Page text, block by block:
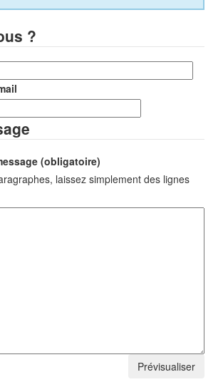
?
(obligatoire)
laissez simplement des lignes